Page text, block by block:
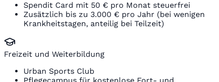
Spendit Card mit 50 € pro Monat steuerfrei
Zusätzlich bis zu 3.000 € pro Jahr (bei wenigen
Krankheitstagen, anteilig bei Teilzeit)
Freizeit und Weiterbildung
Urban Sports Club